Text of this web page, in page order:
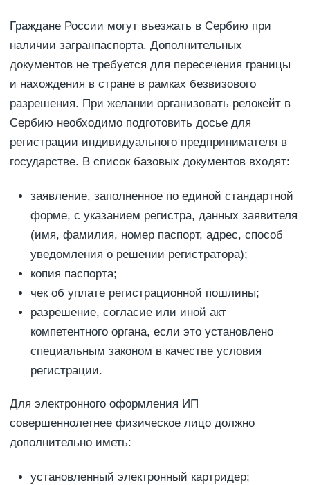
Граждане России могут въезжать в Сербию при
наличии загранпаспорта. Дополнительных
документов не требуется для пересечения границы
и нахождения в стране в рамках безвизового
разрешения. При желании организовать релокейт в
Сербию необходимо подготовить досье для
регистрации индивидуального предпринимателя в
государстве. В список базовых документов входят:
заявление, заполненное по единой стандартной
форме, с указанием регистра, данных заявителя
(имя, фамилия, номер паспорт, адрес, способ
уведомления о решении регистратора);
копия паспорта;
чек об уплате регистрационной пошлины;
разрешение, согласие или иной акт
компетентного органа, если это установлено
специальным законом в качестве условия
регистрации.
Для электронного оформления ИП
совершеннолетнее физическое лицо должно
дополнительно иметь:
установленный электронный картридер;